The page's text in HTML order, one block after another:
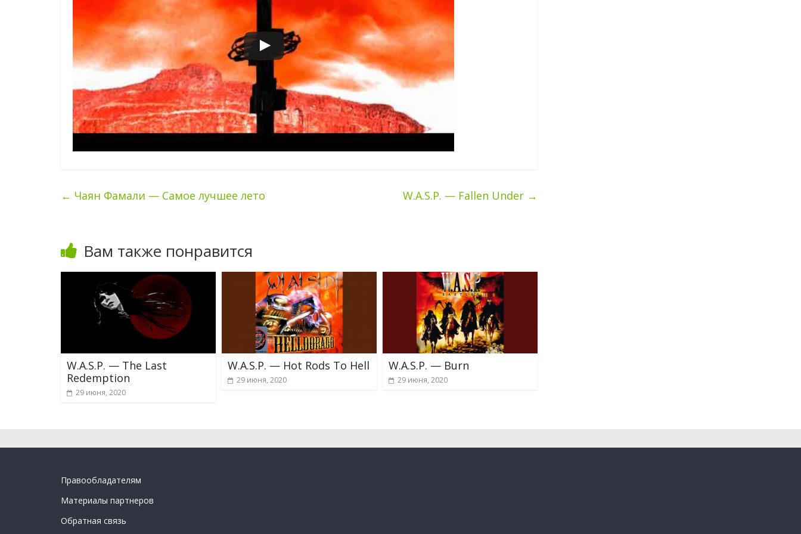
← Чаян Фамали — Самое лучшее лето W.A.S.P. — Fallen Under →
Вам также понравится
W.A.S.P. — The Last
Redemption
29 июня, 2020
W.A.S.P. — Hot Rods To Hell
29 июня, 2020
W.A.S.P. — Burn
29 июня, 2020
Правообладателям
Материалы партнеров
Обратная связь